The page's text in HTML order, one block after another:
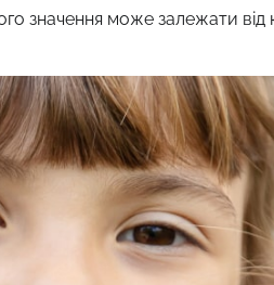
значення може залежати від